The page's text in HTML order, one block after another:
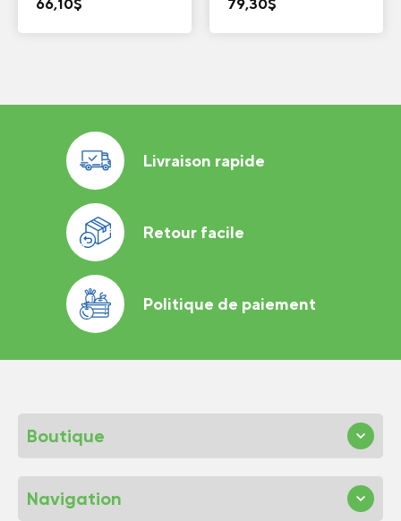
66,10$ 79,30$
Livraison rapide
Retour facile
Politique de paiement
Boutique
Navigation